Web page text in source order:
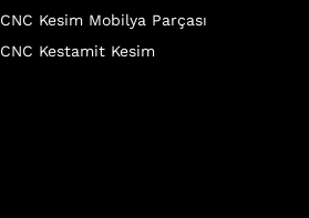
CNC Kesim Mobilya Parçası
CNC Kestamit Kesim